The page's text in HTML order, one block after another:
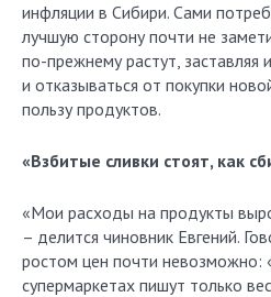
инфляции в Сибири. Сами
лучшую сторону почти не
по-прежнему растут, заставляя
и отказываться от покупки
пользу продуктов.
«Взбитые сливки стоят, как
«Мои расходы на продукты
– делится чиновник Евгений.
ростом цен почти невозможно:
супермаркетах пишут только